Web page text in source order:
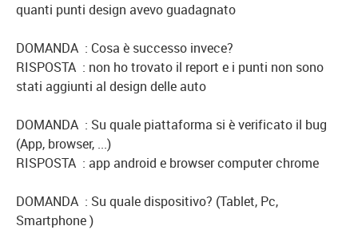
quanti punti design avevo guadagnato
DOMANDA : Cosa è successo invece?
RISPOSTA : non ho trovato il report e i punti non sono
stati aggiunti al design delle auto
DOMANDA : Su quale piattaforma si è verificato il bug
(App, browser, ...)
RISPOSTA : app android e browser computer chrome
DOMANDA : Su quale dispositivo? (Tablet, Pc,
Smartphone )